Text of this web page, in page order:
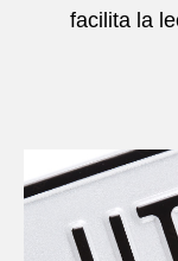
facilita la